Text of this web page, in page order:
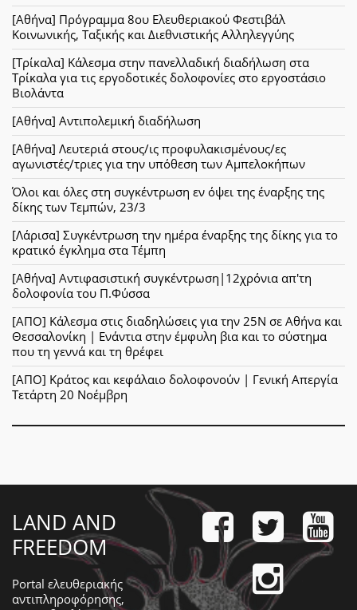
[Αθήνα] Πρόγραμμα 8ου Ελευθεριακού Φεστιβάλ
Κοινωνικής, Ταξικής και Διεθνιστικής Αλληλεγγύης
[Τρίκαλα] Κάλεσμα στην πανελλαδική διαδήλωση στα
Τρίκαλα για τις εργοδοτικές δολοφονίες στο εργοστάσιο
Βιολάντα
[Αθήνα] Αντιπολεμική διαδήλωση
[Αθήνα] Λευτεριά στους/ις προφυλακισμένους/ες
αγωνιστές/τριες για την υπόθεση των Αμπελοκήπων
Όλοι και όλες στη συγκέντρωση εν όψει της έναρξης της
δίκης των Τεμπών, 23/3
[Λάρισα] Συγκέντρωση την ημέρα έναρξης της δίκης για το
κρατικό έγκλημα στα Τέμπη
[Αθήνα] Αντιφασιστική συγκέντρωση|12χρόνια απ'τη
δολοφονία του Π.Φύσσα
[ΑΠΟ] Κάλεσμα στις διαδηλώσεις για την 25Ν σε Αθήνα και
Θεσσαλονίκη | Ενάντια στην έμφυλη βια και το σύστημα
που τη γεννά και τη θρέφει
[ΑΠΟ] Κράτος και κεφάλαιο δολοφονούν | Γενική Απεργία
Τετάρτη 20 Νοέμβρη
LAND AND
FREEDOM
Portal ελευθεριακής
αντιπληροφόρησης,